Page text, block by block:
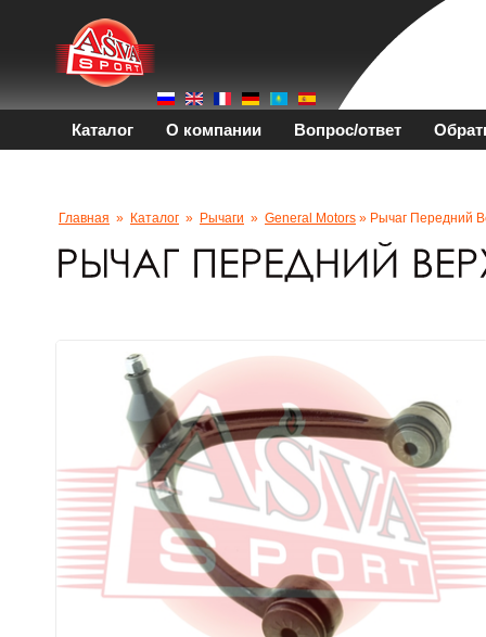
Каталог О компании Вопрос/ответ
Главная » Каталог » Рычаги » General Motors » Рычаг Передний